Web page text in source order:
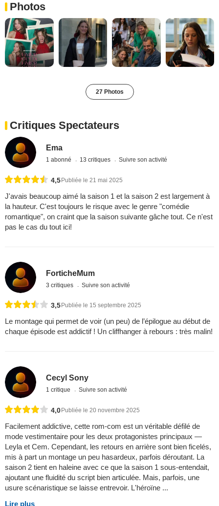
Photos
27 Photos
Critiques Spectateurs
Ema
1 abonné 13 critiques Suivre son activité
4,5 Publiée le 21 mai 2025
J'avais beaucoup aimé la saison 1 et la saison 2 est largement à
la hauteur. C'est toujours le risque avec le genre "comédie
romantique", on craint que la saison suivante gâche tout. Ce n'est
pas le cas du tout ici!
ForticheMum
3 critiques Suivre son activité
3,5 Publiée le 15 septembre 2025
Le montage qui permet de voir (un peu) de l’épilogue au début de
chaque épisode est addictif ! Un cliffhanger à rebours : très malin!
Cecyl Sony
1 critique Suivre son activité
4,0Publiée le 20 novembre 2025
Facilement addictive, cette rom-com est un véritable défilé de
mode vestimentaire pour les deux protagonistes principaux —
Leyla et Cem. Cependant, les retours en arrière sont bien ficelés,
mis à part un montage un peu hasardeux, parfois déroutant. La
saison 2 tient en haleine avec ce que la saison 1 sous-entendait,
ajoutant une fluidité du script bien articulée. Mais, parfois, une
usure scénaristique se laisse entrevoir. L'héroïne ...
Lire plus